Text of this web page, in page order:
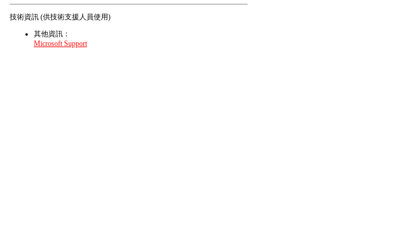
技術資訊 (供技術支援人員使用)
其他資訊：
Microsoft Support